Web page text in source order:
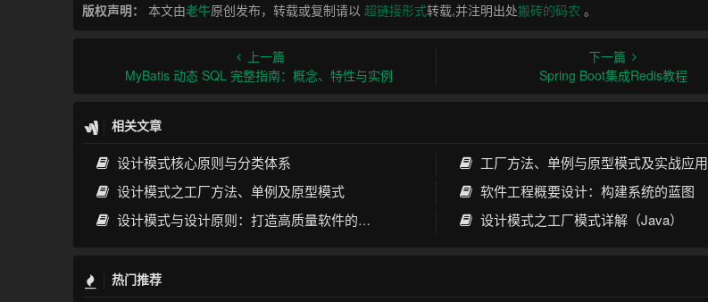
版权声明：
本文由老牛原创发布，转载或复制请以超链接形式转载,并注明出处搬砖的码农 。
上一篇
MyBatis 动态 SQL 完整指南：概念、特性与实例
下一篇
Spring Boot集成Redis教程
相关文章
设计模式核心原则与分类体系
工厂方法、单例与原型模式及实战应用
设计模式之工厂方法、单例及原型模式
软件工程概要设计：构建系统的蓝图
设计模式与设计原则：打造高质量软件的基石
设计模式之工厂模式详解（Java）
热门推荐